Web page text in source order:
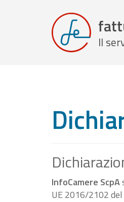
Il
InfoCamere ScpA
UE 2016/2102